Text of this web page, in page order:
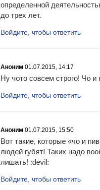
определенной
до трех лет.
Войдите, чтобы ответить
Аноним 01.07.2015, 14:17
Ну чото совсем строго! Чо и
Войдите, чтобы ответить
Аноним 01.07.2015, 15:50
Вот такие, которые «чо и
людей губят! Таких надо
лишать! :devil:
Войдите, чтобы ответить